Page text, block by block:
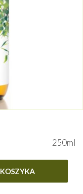
250ml